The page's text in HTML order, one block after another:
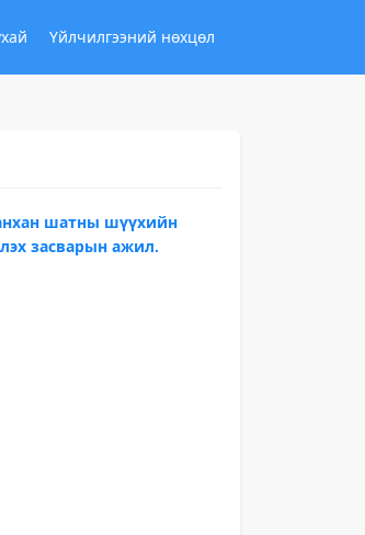
Үйлчилгээний нөхцөл
шатны шүүхийн
засварын ажил.